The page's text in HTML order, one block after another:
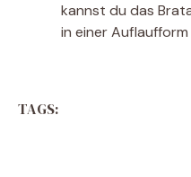
kannst du das
in einer
TAGS: